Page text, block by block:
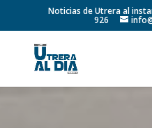
Noticias de Utrera al
926